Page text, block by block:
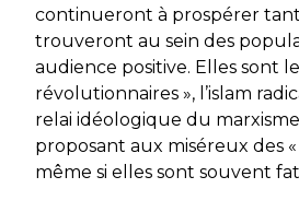
continueront à prospérer tant
trouveront au sein des
audience positive. Elles sont
révolutionnaires », l’islam
relai idéologique du
proposant aux miséreux des
même si elles sont souvent